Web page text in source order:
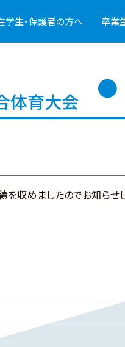
学生・保護者の方へ 卒業
体育大会
収めましたのでお知らせ